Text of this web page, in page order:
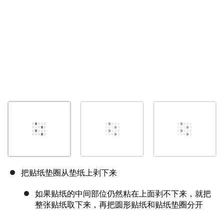
把贴纸垫圈从垫纸上剥下来
如果贴纸的中间部位仍然粘在上面剥不下来，就把
整张贴纸取下来，再把圆形贴纸和贴纸垫圈分开